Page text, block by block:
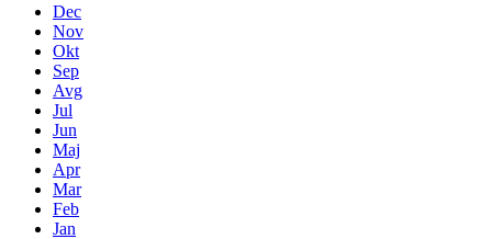
Dec
Nov
Okt
Sep
Avg
Jul
Jun
Maj
Apr
Mar
Feb
Jan